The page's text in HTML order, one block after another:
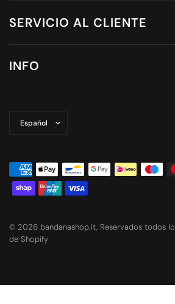
SERVICIO AL CLIENTE
INFO
país/región
© 2026 bandanashop.it, Reservados todos
de Shopify